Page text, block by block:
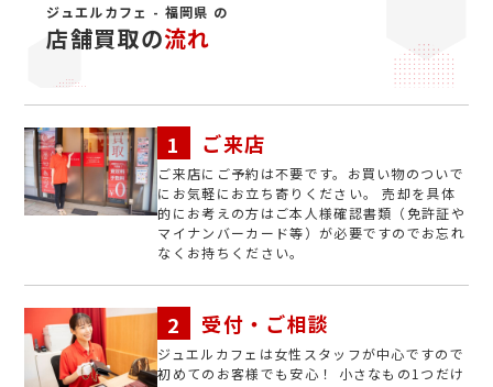
ジュエルカフェ - 福岡県 の
店舗買取の流れ
ご来店
ご来店にご予約は不要です。お買い物のついで
にお気軽にお立ち寄りください。 売却を具体
的にお考えの方はご本人様確認書類（免許証や
マイナンバーカード等）が必要ですのでお忘れ
なくお持ちください。
受付・ご相談
ジュエルカフェは女性スタッフが中心ですので
初めてのお客様でも安心！ 小さなもの1つだけ